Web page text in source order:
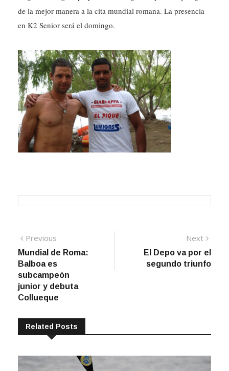
de la mejor manera a la cita mundial romana. La presencia
en K2 Senior será el domingo.
Navegación
de
entradas
Previous
post:
Mundial de Roma:
Balboa es
subcampeón
junior y debuta
Collueque
Next
post:
El Depo va por el
segundo triunfo
Related Posts